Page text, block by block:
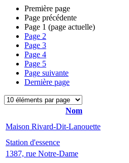
Première page
Page précédente
Page 1 (page actuelle)
Page 2
Page 3
Page 4
Page 5
Page suivante
Dernière page
Nom
Maison Rivard-Dit-Lanouette
Station d'essence
1387, rue Notre-Dame